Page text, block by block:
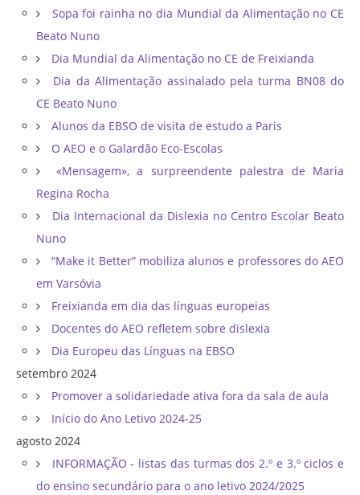
Sopa foi rainha no dia Mundial da Alimentação no CE
Beato Nuno
Dia Mundial da Alimentação no CE de Freixianda
Dia da Alimentação assinalado pela turma BN08 do
CE Beato Nuno
Alunos da EBSO de visita de estudo a Paris
O AEO e o Galardão Eco-Escolas
«Mensagem», a surpreendente palestra de Maria
Regina Rocha
Dia Internacional da Dislexia no Centro Escolar Beato
Nuno
“Make it Better” mobiliza alunos e professores do AEO
em Varsóvia
Freixianda em dia das línguas europeias
Docentes do AEO refletem sobre dislexia
Dia Europeu das Línguas na EBSO
setembro 2024
Promover a solidariedade ativa fora da sala de aula
Início do Ano Letivo 2024-25
agosto 2024
INFORMAÇÃO - listas das turmas dos 2.º e 3.º ciclos e
do ensino secundário para o ano letivo 2024/2025